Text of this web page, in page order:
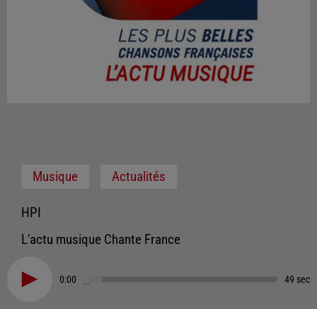
Musique Actualités
HPI
L'actu musique Chante France
0:00 49 sec